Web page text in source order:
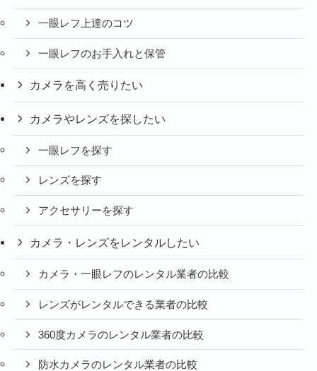
一眼レフ上達のコツ
一眼レフのお手入れと保管
カメラを高く売りたい
カメラやレンズを探したい
一眼レフを探す
レンズを探す
アクセサリーを探す
カメラ・レンズをレンタルしたい
カメラ・一眼レフのレンタル業者の比較
レンズがレンタルできる業者の比較
360度カメラのレンタル業者の比較
防水カメラのレンタル業者の比較